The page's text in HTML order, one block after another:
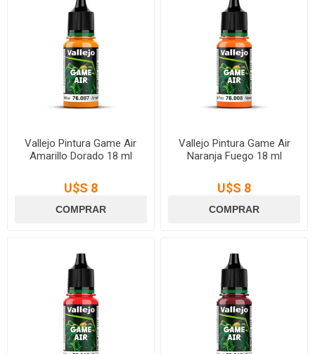
Vallejo Pintura Game Air
Amarillo Dorado 18 ml
U$S 8
Vallejo Pintura Game Air
Naranja Fuego 18 ml
U$S 8